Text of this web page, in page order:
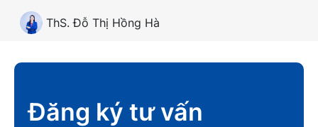
ThS. Đỗ Thị Hồng Hà
Đăng ký tư vấn